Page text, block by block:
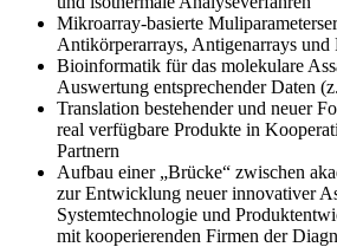
Mikroarray-basierte
Antikörperarrays, Antigenarrays und
Bioinformatik für das molekulare
Auswertung entsprechender Daten
Translation bestehender und neuer
real verfügbare Produkte in
Partnern
Aufbau einer „Brücke“ zwischen
zur Entwicklung neuer innovativer
Systemtechnologie und
mit kooperierenden Firmen der